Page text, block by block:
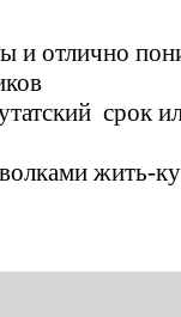
и отлично
срок
жить-